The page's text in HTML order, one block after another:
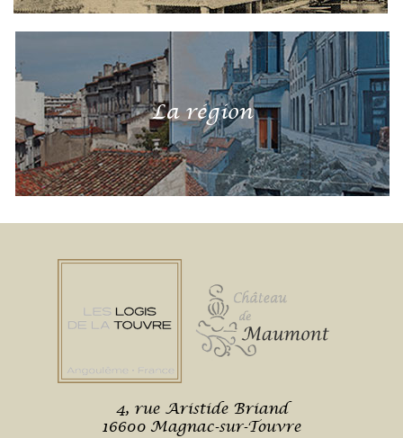
La région
4, rue Aristide Briand
16600 Magnac-sur-Touvre